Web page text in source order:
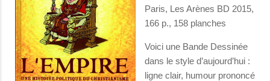
Paris, Les Arènes BD 2015,
166 p., 158 planches
Voici une Bande Dessinée
dans le style d’aujourd’hui :
ligne clair, humour prononcé